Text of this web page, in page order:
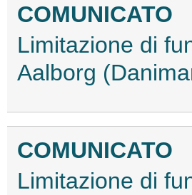
COMUNICATO
Limitazione di
Aalborg
COMUNICATO
Limitazione di